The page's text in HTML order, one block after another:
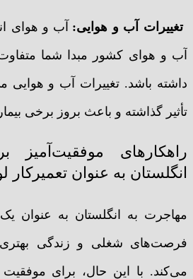
تغییرات آب و هوایی: آب و هوای
آب و هوای کشور مبدا شما
داشته باشد. تغییرات آب و هوایی
تأثیر گذاشته و باعث بروز برخی
راهکارهای موفقیت‌آمیز
انگلستان به عنوان تعمیرکار
مهاجرت به انگلستان به عنوان
فرصت‌های شغلی و زندگی
می‌کند. با این حال، برای موفقیت